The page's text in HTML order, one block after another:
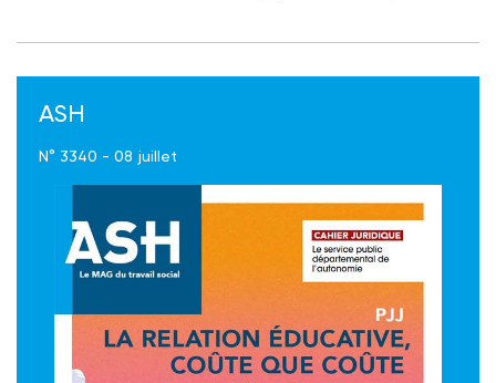
ASH
N° 3340 - 08 juillet